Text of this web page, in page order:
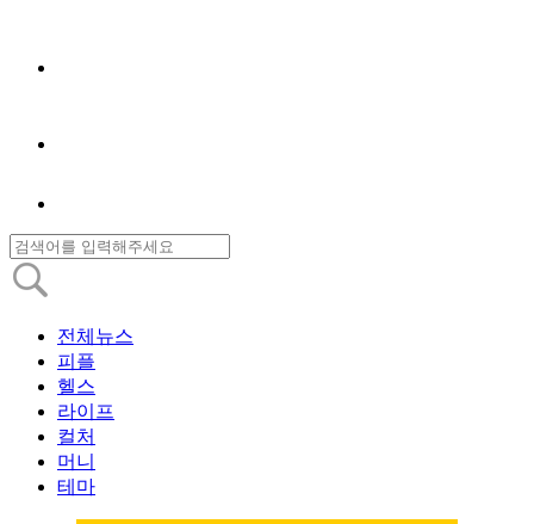
전체뉴스
피플
헬스
라이프
컬처
머니
테마